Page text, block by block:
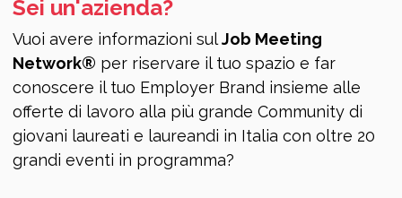
Sei un'azienda?
Vuoi avere informazioni sulJob Meeting
Network® per riservare il tuo spazio e far
conoscere il tuo Employer Brand insieme alle
offerte di lavoro alla più grande Community di
giovani laureati e laureandi in Italia con oltre 20
grandi eventi in programma?